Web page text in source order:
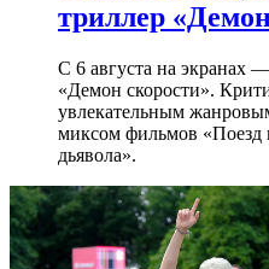
триллер
С 6 августа на экранах
«Демон скорости».
увлекательным
миксом фильмов
дьявола».